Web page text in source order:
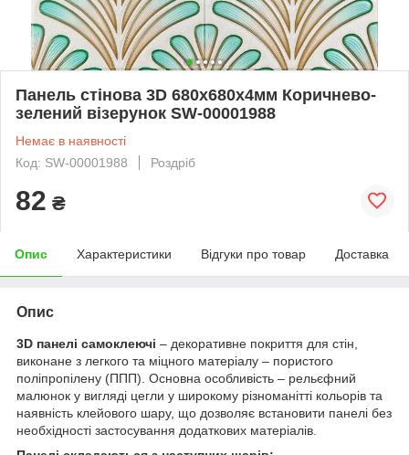
Панель стінова 3D 680х680х4мм Коричнево-
зелений візерунок SW-00001988
Немає в наявності
Код: SW-00001988
Роздріб
82 ₴
Опис Характеристики Відгуки про товар Доставка
Опис
3D панелі самоклеючі – декоративне покриття для стін,
виконане з легкого та міцного матеріалу – пористого
поліпропілену (ППП). Основна особливість – рельєфний
малюнок у вигляді цегли у широкому різноманітті кольорів та
наявність клейового шару, що дозволяє встановити панелі без
необхідності застосування додаткових матеріалів.